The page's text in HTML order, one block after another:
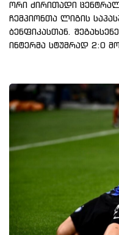
ორი ძირითადი
ჩემპიონთა ლიგის
ბენფიკასთან.
ინტერმა სტუმრად 2:0